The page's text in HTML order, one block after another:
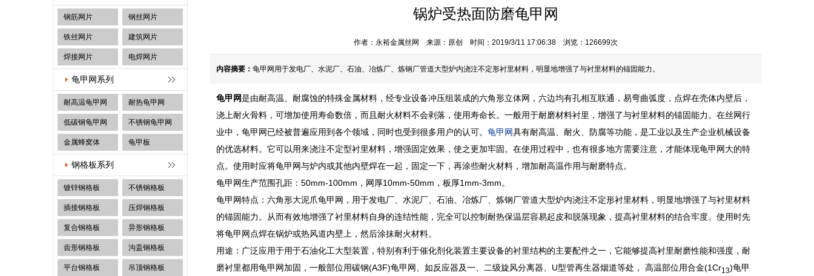
钢筋网片 钢丝网片
铁丝网片 建筑网片
焊接网片 电焊网片
龟甲网系列
耐高温龟甲网 耐热龟甲网
低碳钢龟甲网 不锈钢龟甲网
金属蜂窝体 龟甲板
钢格板系列
镀锌钢格板 不锈钢格板
插接钢格板 压焊钢格板
复合钢格板 异形钢格板
齿形钢格板 沟盖钢格板
平台钢格板 吊顶钢格板
锅炉受热面防磨龟甲网
作者：永裕金属丝网 来源：原创 时间：2019/3/11 17:06:38 浏览：126699次
内容摘要： 龟甲网用于发电厂、水泥厂、石油、冶炼厂、炼钢厂管道大型炉内浇注不定形衬里材料，明显地增强了与衬里材料的锚固能力。
龟甲网是由耐高温 、耐腐蚀的特殊金属材料，经专业设备冲压组装成的六角形立体网，六边均有孔相互联通，易弯曲弧度，点焊在壳体内壁后，
浇上耐火骨料，可增加使用寿命数倍，而且耐火材料不会剥落，使用寿命长。一般用于耐磨材料衬里，增强了与衬里材料的锚固能力。在丝网行
业中，龟甲网已经被普遍应用到各个领域，同时也受到很多用户的认可。 龟甲网具有耐高温、耐火、防腐等功能，是工业以及生产企业机械设备
的优选材料。它可以用来浇注不定型衬里材料，增强固定效果，使之更加牢固。在使用过程中，也有很多地方需要注意，才能体现龟甲网大的特
点。使用时应将龟甲网与炉内或其他内壁焊在一起，固定一下，再涂些耐火材料，增加耐高温作用与耐磨特点。
龟甲网生产范围孔距：50mm-100mm，网厚10mm-50mm，板厚1mm-3mm。
龟甲网特点：六角形大泥爪龟甲网，用于发电厂、水泥厂、石油、冶炼厂、炼钢厂管道大型炉内浇注不定形衬里材料，明显地增强了与衬里材料
的锚固能力。从而有效地增强了衬里材料自身的连结性能，完全可以控制耐热保温层容易起皮和脱落现象，提高衬里材料的结合牢度。使用时先
将龟甲网点焊在锅炉或热风道内壁上，然后涂抹耐火材料。
用途：广泛应用于用于石油化工大型装置，特别有利于催化剂化装置主要设备的衬里结构的主要配件之一，它能够提高衬里耐磨性能和强度，耐
磨衬里都用龟甲网加固，一般部位用碳钢(A3F)龟甲网、如反应器及一、二级旋风分离器、U型管再生器烟道等处， 高温部位用合金(1Cr13)龟甲